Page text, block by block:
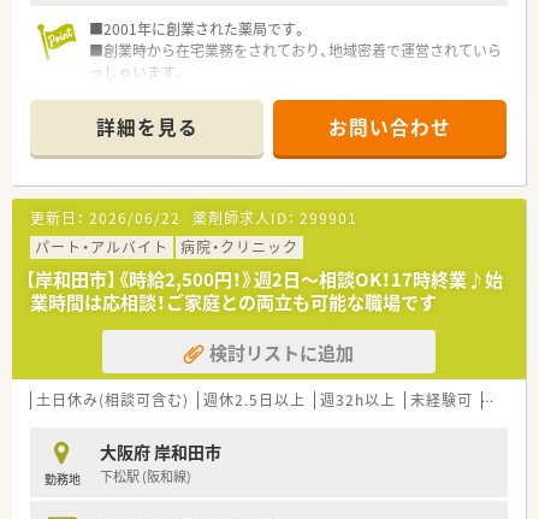
■2001年に創業された薬局です。
■創業時から在宅業務をされており、地域密着で運営されていら
っしゃいます。
しゃる方でも安心してご勤務していただけます。
■医師との関係も良好な為、疑義照会も行いやすい環境です。
■独立支援も行っていますので、様々な経営ノウハウが学べま
す。
詳細を見る お問い合わせ
更新日： 2026/06/22 薬剤師求人ID： 299901
パート・アルバイト
病院・クリニック
【岸和田市】《時給2,500円！》週2日～相談OK！17時終業♪始
業時間は応相談！ご家庭との両立も可能な職場です
検討リストに追加
土日休み(相談可含む) 週休2.5日以上 週32h以上 未経験可 ブラン
勤務地
大阪府 岸和田市
下松駅 (阪和線)